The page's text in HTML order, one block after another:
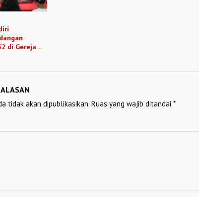
di Gereja
tidak akan dipublikasikan. Ruas yang wajib ditandai *